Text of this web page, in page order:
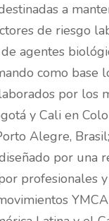
a
de riesgo
agentes
como base
por los
y Cali en
Alegre,
por una
profesionales